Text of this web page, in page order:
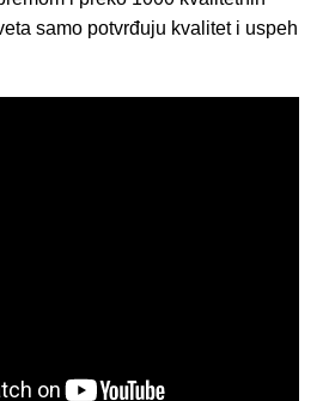
samo potvrđuju kvalitet i uspeh